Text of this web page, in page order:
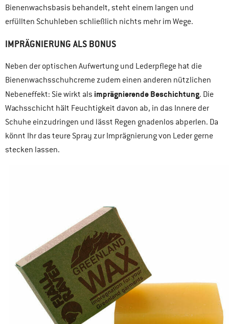
Bienenwachsbasis behandelt, steht einem langen und
erfüllten Schuhleben schließlich nichts mehr im Wege.
IMPRÄGNIERUNG ALS BONUS
Neben der optischen Aufwertung und Lederpflege hat die
Bienenwachsschuhcreme zudem einen anderen nützlichen
Nebeneffekt: Sie wirkt als imprägnierende Beschichtung. Die
Wachsschicht hält Feuchtigkeit davon ab, in das Innere der
Schuhe einzudringen und lässt Regen gnadenlos abperlen. Da
könnt Ihr das teure Spray zur Imprägnierung von Leder gerne
stecken lassen.